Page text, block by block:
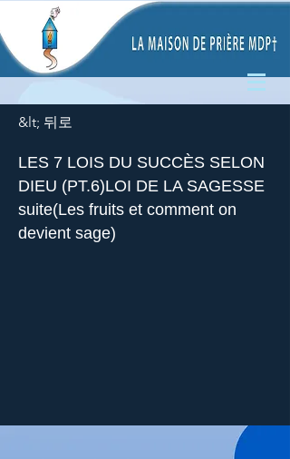
&lt; 뒤로
LES 7 LOIS DU SUCCÈS SELON
DIEU (PT.6)LOI DE LA SAGESSE
suite(Les fruits et comment on
devient sage)